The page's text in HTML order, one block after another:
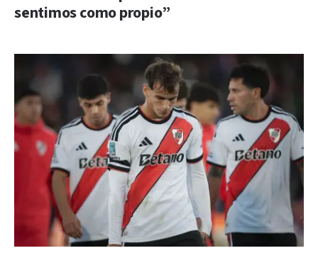
sentimos como propio”